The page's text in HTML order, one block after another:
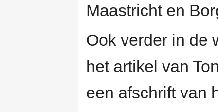
Maastricht en
Ook verder in de
het artikel van
een afschrift van